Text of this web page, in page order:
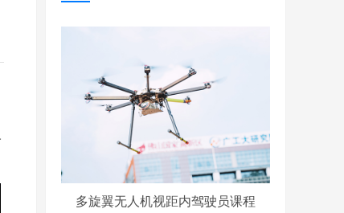
多旋翼无人机视距内驾驶员课程